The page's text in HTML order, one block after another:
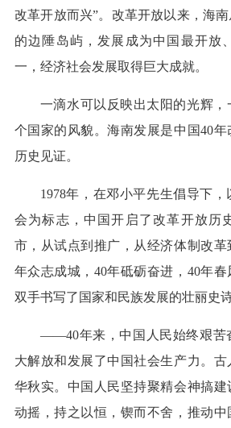
改革开放而兴”。改革开放以来，海
的边陲岛屿，发展成为中国最开放
一，经济社会发展取得巨大成就。
一滴水可以反映出太阳的光辉，
个国家的风貌。海南发展是中国40
历史见证。
1978年，在邓小平先生倡导下
会为标志，中国开启了改革开放历
市，从试点到推广，从经济体制改革
年众志成城，40年砥砺奋进，40年
双手书写了国家和民族发展的壮丽史诗
——40年来，中国人民始终艰苦
大解放和发展了中国社会生产力。
华秋实。中国人民坚持聚精会神搞
动摇，持之以恒，锲而不舍，推动